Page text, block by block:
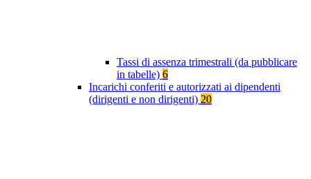
Tassi di assenza trimestrali (da pubblicare
in tabelle) 6
Incarichi conferiti e autorizzati ai dipendenti
(dirigenti e non dirigenti) 20